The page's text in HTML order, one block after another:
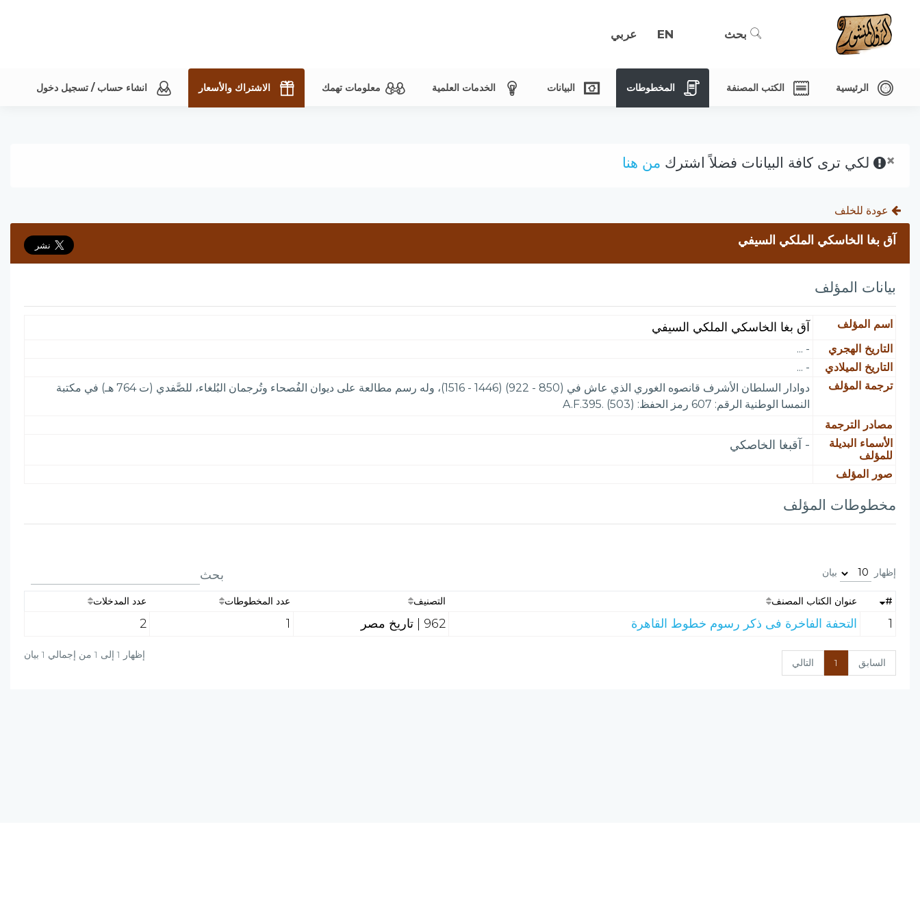
بحث EN عربي
الرئيسية الكتب المصنفة المخطوطات البيانات الخدمات العلمية معلومات تهمك الاشتراك والأسعار انشاء حساب / تسجيل دخول
× لكي ترى كافة البيانات فضلاً اشترك من هنا
عودة للخلف
آق بغا الخاسكي الملكي السيفي
بيانات المؤلف
اسم المؤلف آق بغا الخاسكي الملكي السيفي
التاريخ الهجري
- ...
التاريخ الميلادي
- ...
ترجمة المؤلف
دوادار السلطان الأشرف قانصوه الغوري الذي عاش في (850 - 922) (1446 - 1516)، وله رسم مطالعة على ديوان الفُصحاء وتُرجمان البُلغاء، للصَّفدي (ت 764 هـ) في مكتبة
النمسا الوطنية الرقم: 607 رمز الحفظ: A.F.395. (503)
مصادر الترجمة
الأسماء البديلة
للمؤلف
- آقبغا الخاصكي
صور المؤلف
مخطوطات المؤلف
إظهار بيان بحث
# عنوان الكتاب المصنف التصنيف عدد المخطوطات عدد المدخلات
1 التحفة الفاخرة فى ذكر رسوم خطوط القاهرة 962 | تاريخ مصر 1
2
إظهار 1 إلى 1 من إجمالي 1 بيان
السابق 1 التالي